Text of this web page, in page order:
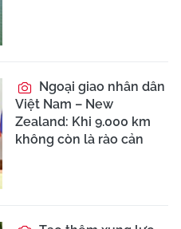
Ngoại giao nhân dân
Việt Nam – New
Zealand: Khi 9.000 km
không còn là rào cản